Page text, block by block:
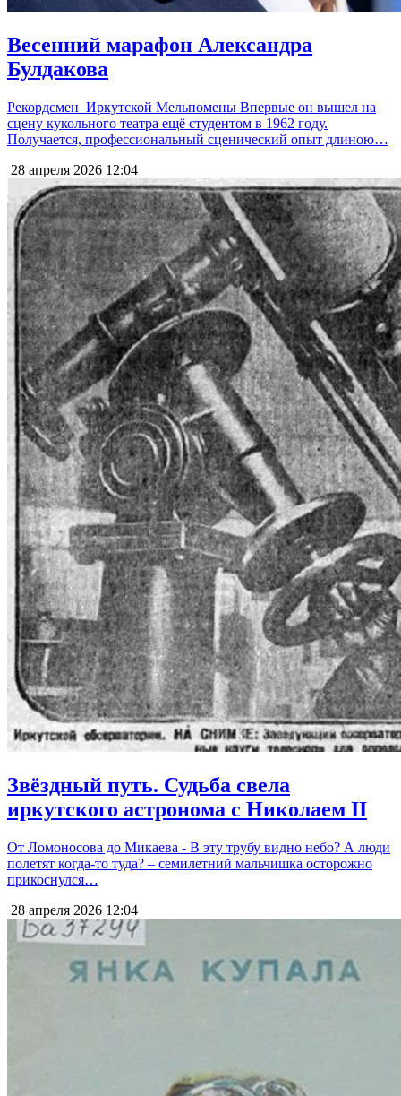
Весенний марафон Александра
Булдакова
Рекордсмен Иркутской Мельпомены Впервые он вышел на
сцену кукольного театра ещё студентом в 1962 году.
Получается, профессиональный сценический опыт длиною…
28 апреля 2026 12:04
Звёздный путь. Судьба свела
иркутского астронома с Николаем II
От Ломоносова до Микаева - В эту трубу видно небо? А люди
полетят когда-то туда? – семилетний мальчишка осторожно
прикоснулся…
28 апреля 2026 12:04